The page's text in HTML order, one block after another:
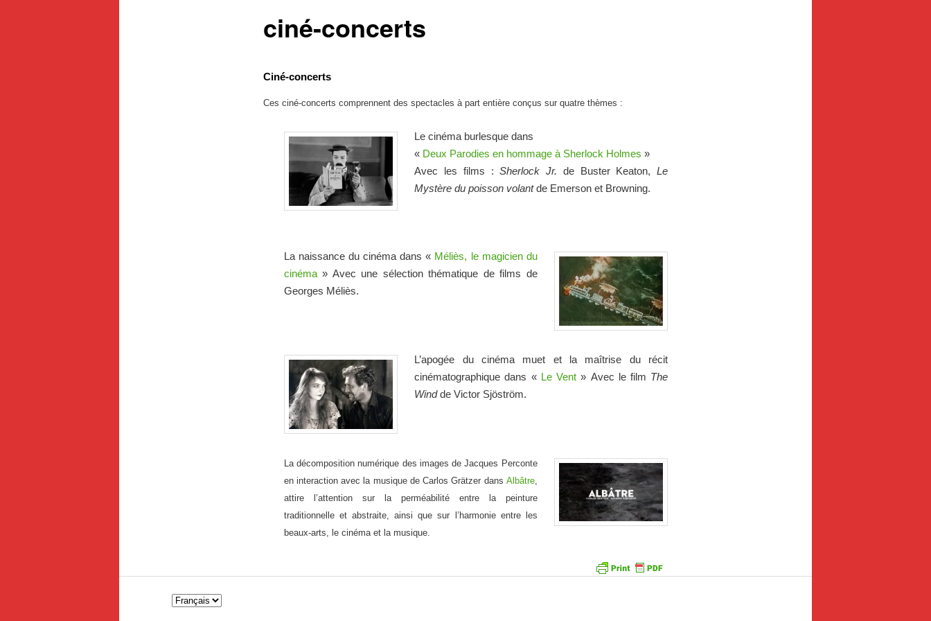
ciné-concerts
Ciné-concerts
Ces ciné-concerts comprennent des spectacles à part entière conçus sur quatre thèmes :
Le cinéma burlesque dans
« Deux Parodies en hommage à Sherlock Holmes»
Avec les films :Sherlock Jr. de Buster Keaton,Le
Mystère du poisson volantde Emerson et Browning.
La naissance du cinéma dans « Méliès, le magicien du
cinéma» Avec une sélection thématique de films de
Georges Méliès.
L’apogée du cinéma muet et la maîtrise du récit
cinématographique dans «Le Vent» Avec le film The
Windde Victor Sjöström.
La décomposition numérique des images de Jacques Perconte
en interaction avec la musique de Carlos Grätzer dans Albâtre,
attire l’attention sur la perméabilité entre la peinture
traditionnelle et abstraite, ainsi que sur l’harmonie entre les
beaux-arts, le cinéma et la musique.